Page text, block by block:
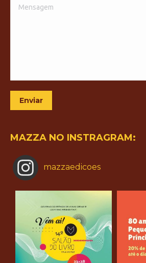
Mensagem
Enviar
MAZZA NO INSTRAGRAM:
mazzaedicoes